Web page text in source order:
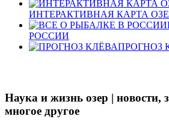
ИНТЕРАКТИВНАЯ КАРТА
РОССИИ
ПРОГНОЗ
Наука и жизнь озер | новости,
многое другое